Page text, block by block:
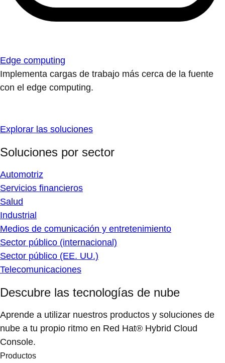
Edge computing
Implementa cargas de trabajo más cerca de la fuente
con el edge computing.
Explorar las soluciones
Soluciones por sector
Automotriz
Servicios financieros
Salud
Industrial
Medios de comunicación y entretenimiento
Sector público (internacional)
Sector público (EE. UU.)
Telecomunicaciones
Descubre las tecnologías de nube
Aprende a utilizar nuestros productos y soluciones de
nube a tu propio ritmo en Red Hat® Hybrid Cloud
Console.
Productos